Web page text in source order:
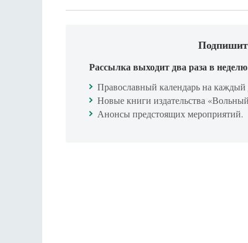
Рассылка выходит два раза в
Православный календарь на каждый
Новые книги издательства
Анонсы предстоящих мероприятий.